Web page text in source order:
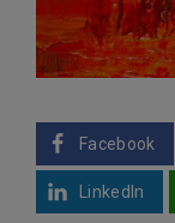
Facebook
LinkedIn